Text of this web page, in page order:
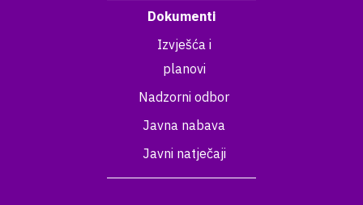
Dokumenti
Izvješća i
planovi
Nadzorni odbor
Javna nabava
Javni natječaji